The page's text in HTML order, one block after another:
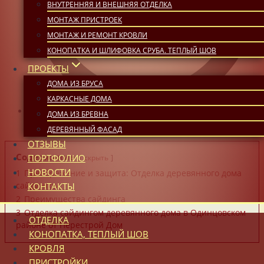
ВНУТРЕННЯЯ И ВНЕШНЯЯ ОТДЕЛКА
МОНТАЖ ПРИСТРОЕК
МОНТАЖ И РЕМОНТ КРОВЛИ
КОНОПАТКА И ШЛИФОВКА СРУБА. ТЕПЛЫЙ ШОВ
ПРОЕКТЫ
ДОМА ИЗ БРУСА
КАРКАСНЫЕ ДОМА
ДОМА ИЗ БРЕВНА
ДЕРЕВЯННЫЙ ФАСАД
ОТЗЫВЫ
ПОРТФОЛИО
НОВОСТИ
КОНТАКТЫ
ОТДЕЛКА
КОНОПАТКА, ТЕПЛЫЙ ШОВ
КРОВЛЯ
15:53
Содержание скрыть
1
Преображение и защита: Отделка деревянного дома
сайдингом
2 Преимущества сайдинга
3 Отделка сайдингом деревянного дома в Одинцовском
районе от Перестрой Дом